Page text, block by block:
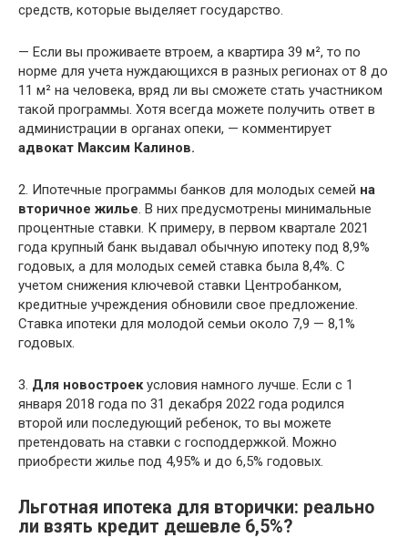
средств, которые выделяет государство.
— Если вы проживаете втроем, а квартира 39 м², то по
норме для учета нуждающихся в разных регионах от 8 до
11 м² на человека, вряд ли вы сможете стать участником
такой программы. Хотя всегда можете получить ответ в
администрации в органах опеки, — комментирует
адвокат Максим Калинов.
2. Ипотечные программы банков для молодых семей на
вторичное жилье. В них предусмотрены минимальные
процентные ставки. К примеру, в первом квартале 2021
года крупный банк выдавал обычную ипотеку под 8,9%
годовых, а для молодых семей ставка была 8,4%. С
учетом снижения ключевой ставки Центробанком,
кредитные учреждения обновили свое предложение.
Ставка ипотеки для молодой семьи около 7,9 — 8,1%
годовых.
3. Для новостроекусловия намного лучше. Если с 1
января 2018 года по 31 декабря 2022 года родился
второй или последующий ребенок, то вы можете
претендовать на ставки с господдержкой. Можно
приобрести жилье под 4,95% и до 6,5% годовых.
Льготная ипотека для вторички: реально
ли взять кредит дешевле 6,5%?